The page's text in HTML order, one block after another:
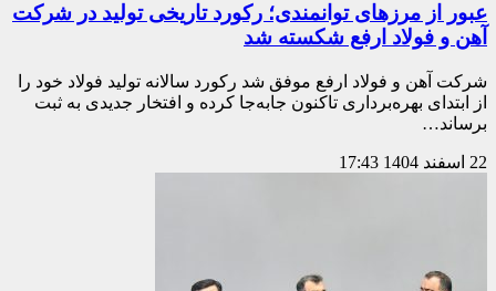
عبور از مرزهای توانمندی؛ رکورد تاریخی تولید در شرکت
آهن و فولاد ارفع شکسته شد
شرکت آهن و فولاد ارفع موفق شد رکورد سالانه تولید فولاد خود را
از ابتدای بهره‌برداری تاکنون جابه‌جا کرده و افتخار جدیدی به ثبت
برساند…
22 اسفند 1404 17:43